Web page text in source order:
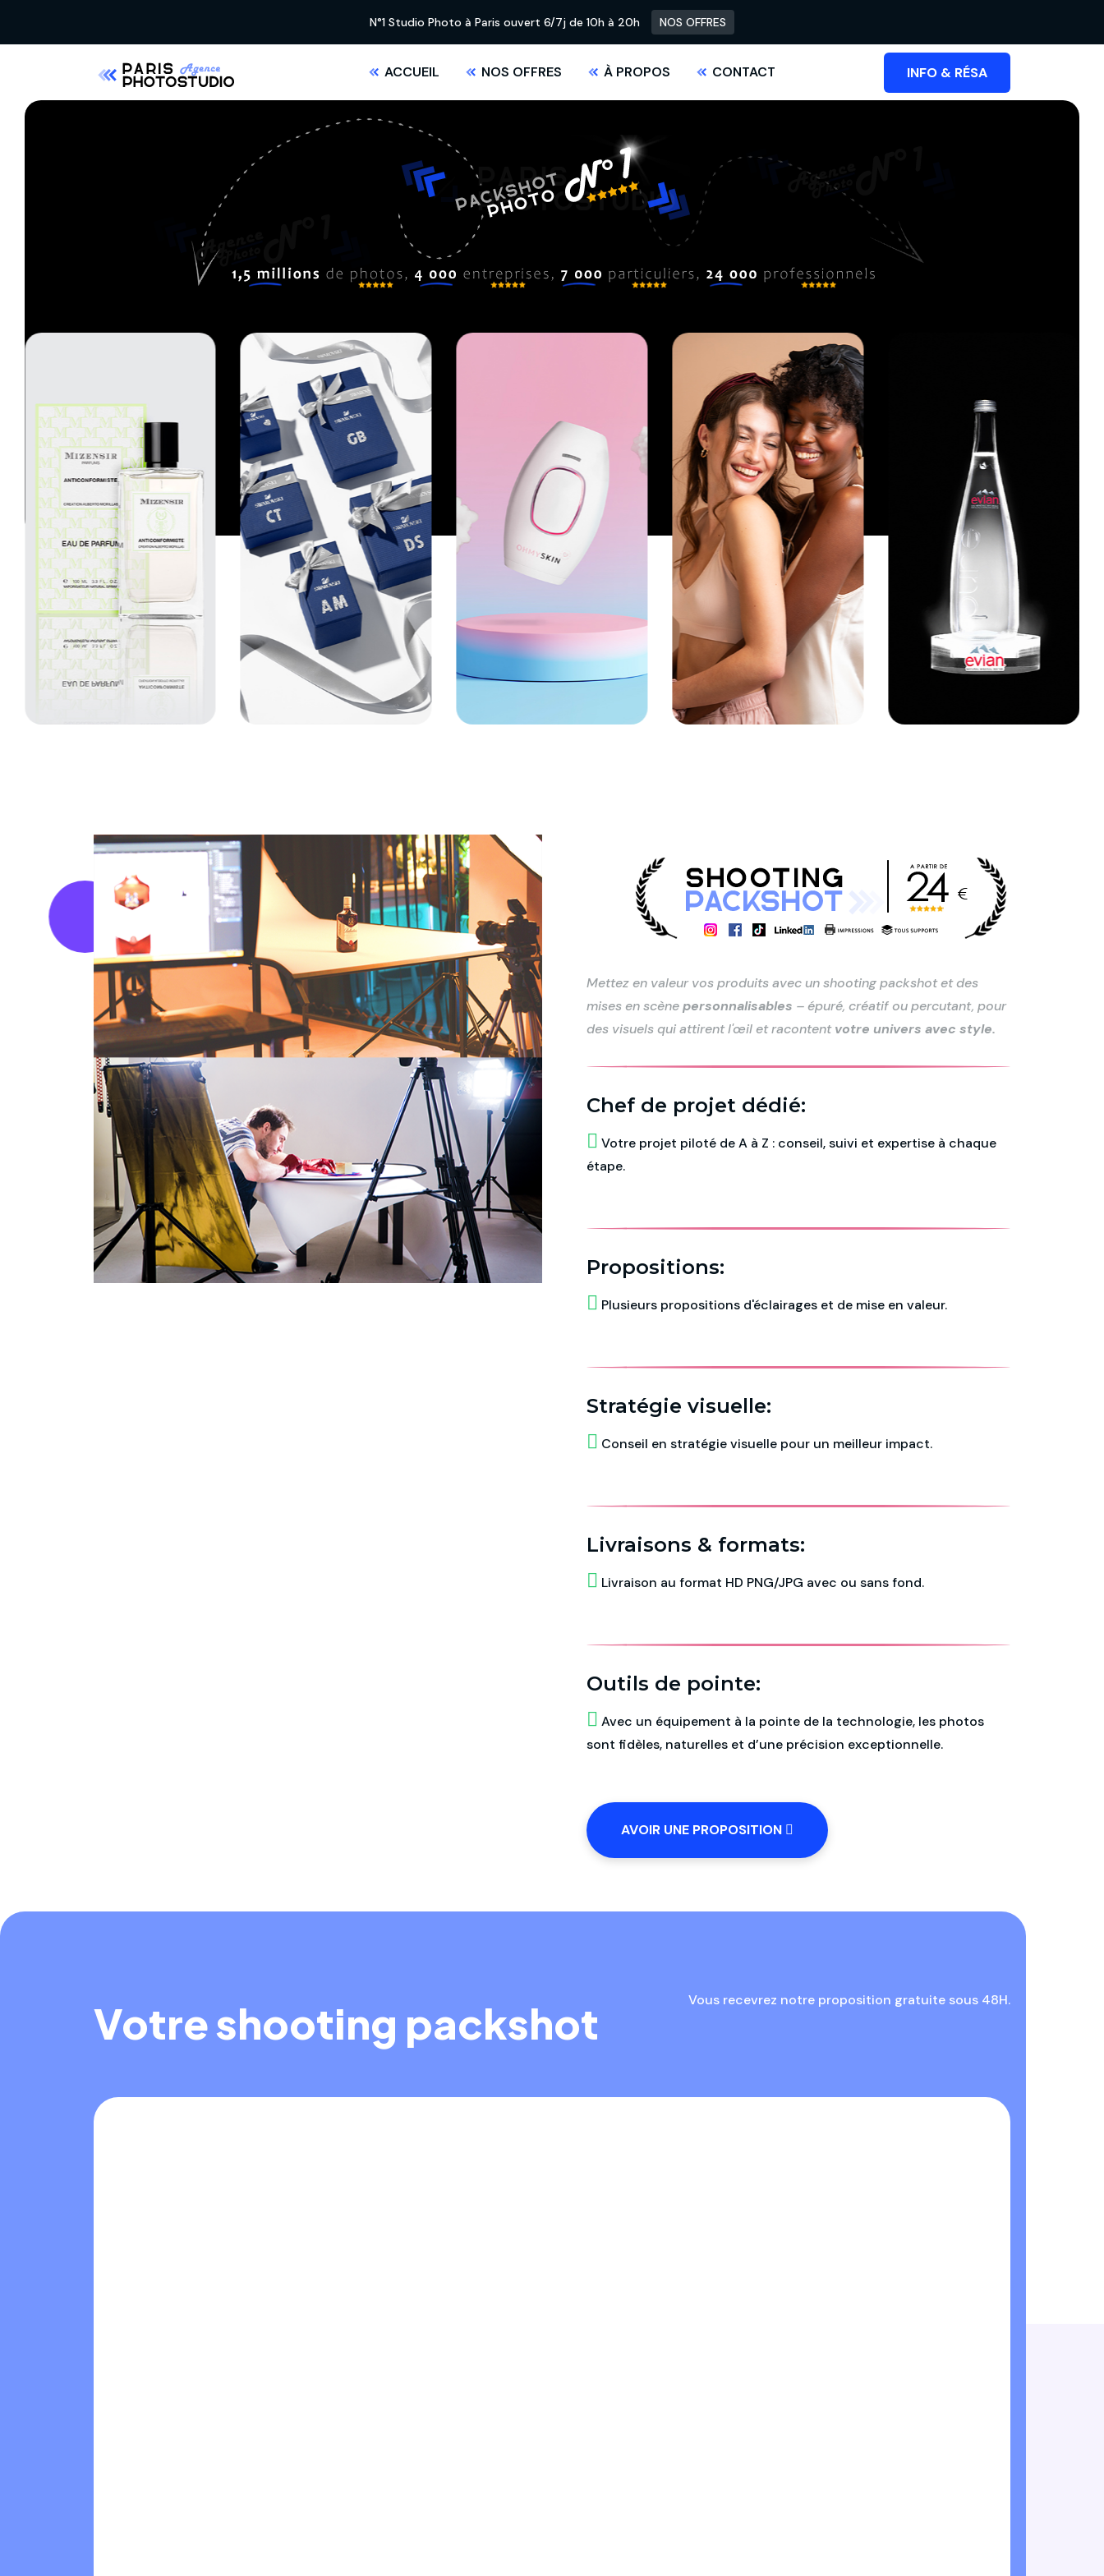
N°1 Studio Photo à Paris ouvert 6/7j de 10h à 20h NOS OFFRES
ACCUEIL NOS OFFRES À PROPOS CONTACT INFO & RÉSA
Mettez en valeur vos produits avec un shooting packshot et des
mises en scènepersonnalisables – épuré, créatif ou percutant, pour
des visuels qui attirent l'œil et racontentvotre univers avec style.
Chef de projet dédié:
Votre projet piloté de A à Z : conseil, suivi et expertise à chaque
étape.
Propositions:
Plusieurs propositions d'éclairages et de mise en valeur.
Stratégie visuelle:
Conseil en stratégie visuelle pour un meilleur impact.
Livraisons & formats:
Livraison au format HD PNG/JPG avec ou sans fond.
Outils de pointe:
Avec un équipement à la pointe de la technologie, les photos
sont fidèles, naturelles et d’une précision exceptionnelle.
AVOIR UNE PROPOSITION
Votre shooting packshot Vous recevrez notre proposition gratuite sous 48H.